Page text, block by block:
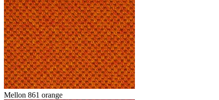
Mellon 861 orange